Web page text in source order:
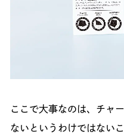
ここで大事なのは、チャ
ないというわけではない